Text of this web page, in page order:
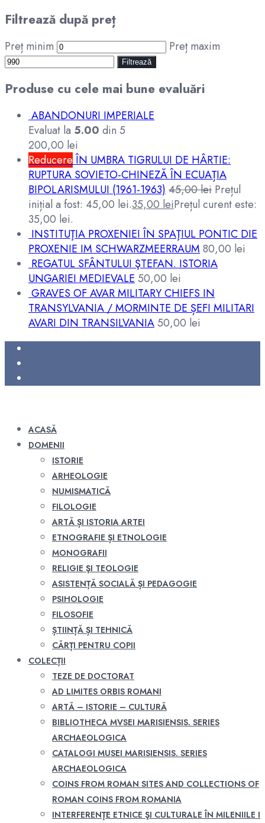
Filtrează după preț
Preț minim Preț maxim
Filtrează
Produse cu cele mai bune evaluări
ABANDONURI IMPERIALE
Evaluat la 5.00 din 5
200,00 lei
Reducere ÎN UMBRA TIGRULUI DE HÂRTIE:
RUPTURA SOVIETO-CHINEZĂ ÎN ECUAȚIA
BIPOLARISMULUI (1961-1963) 45,00lei Prețul
inițial a fost: 45,00 lei.35,00 leiPrețul curent este:
35,00 lei.
INSTITUŢIA PROXENIEI ÎN SPAŢIUL PONTIC DIE
PROXENIE IM SCHWARZMEERRAUM 80,00 lei
REGATUL SFÂNTULUI ŞTEFAN. ISTORIA
UNGARIEI MEDIEVALE 50,00 lei
GRAVES OF AVAR MILITARY CHIEFS IN
TRANSYLVANIA / MORMINTE DE ȘEFI MILITARI
AVARI DIN TRANSILVANIA50,00 lei
ACASĂ
DOMENII
ISTORIE
ARHEOLOGIE
NUMISMATICĂ
FILOLOGIE
ARTĂ ȘI ISTORIA ARTEI
ETNOGRAFIE ȘI ETNOLOGIE
MONOGRAFII
RELIGIE ŞI TEOLOGIE
ASISTENȚĂ SOCIALĂ ȘI PEDAGOGIE
PSIHOLOGIE
FILOSOFIE
ȘTIINȚĂ ȘI TEHNICĂ
CĂRȚI PENTRU COPII
COLECȚII
TEZE DE DOCTORAT
AD LIMITES ORBIS ROMANI
ARTĂ – ISTORIE – CULTURĂ
BIBLIOTHECA MVSEI MARISIENSIS. SERIES
ARCHAEOLOGICA
CATALOGI MUSEI MARISIENSIS. SERIES
ARCHAEOLOGICA
COINS FROM ROMAN SITES AND COLLECTIONS OF
ROMAN COINS FROM ROMANIA
INTERFERENŢE ETNICE ŞI CULTURALE ÎN MILENIILE I